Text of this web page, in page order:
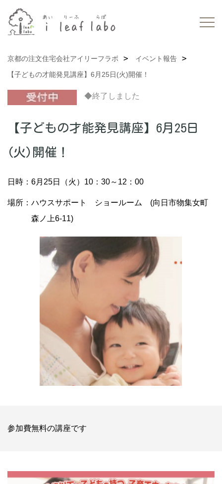
京都の注文住宅会社アイリーフラボ
イベント報告
【子どもの才能発見講座】6月25日(火)開催！
◆終了しました
【子どもの才能発見講座】6月25日
(火)開催！
日時：6月25日（火）10：30～12：00
場所：ハウスサポート ショールーム (向日市物集女町
森ノ上6-11)
参加費無料の講座です